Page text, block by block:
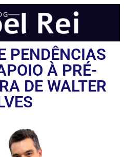
PENDÊNCIAS
À PRÉ-
DE WALTER